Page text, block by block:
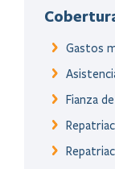
Gastos
Fianza